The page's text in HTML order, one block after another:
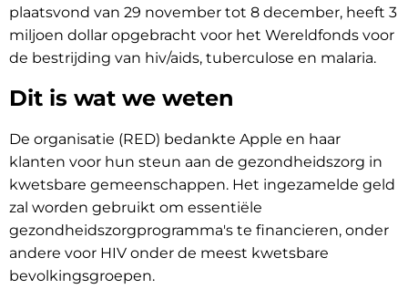
plaatsvond van 29 november tot 8 december, heeft 3
miljoen dollar opgebracht voor het Wereldfonds voor
de bestrijding van hiv/aids, tuberculose en malaria.
Dit is wat we weten
De organisatie (RED) bedankte Apple en haar
klanten voor hun steun aan de gezondheidszorg in
kwetsbare gemeenschappen. Het ingezamelde geld
zal worden gebruikt om essentiële
gezondheidszorgprogramma's te financieren, onder
andere voor HIV onder de meest kwetsbare
bevolkingsgroepen.